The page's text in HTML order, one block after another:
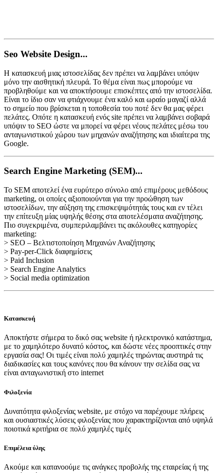
Seo Website Design...
Η κατασκευή μιας ιστοσελίδας δεν πρέπει να λαμβάνει υπόψιν
μόνο την αισθητική πλευρά. Το θέμα είναι πως μπορούμε να
προβληθούμε και να αποκτήσουμε επισκέπτες από την ιστοσελίδα.
Είναι το ίδιο σαν να φτιάχνουμε ένα καλό και ωραίο μαγαζί αλλά
το σημείο που βρίσκεται η τοποθεσία του ποτέ δεν θα μας φέρει
πελάτες. Οπότε η κατασκευή ενός site πρέπει να λαμβάνει σοβαρά
υπόψιν το SEO ώστε να μπορεί να φέρει νέους πελάτες μέσω του
ανταγωνιστικού χώρου των μηχανών αναζήτησης και ιδιαίτερα της
Google.
Search Engine Marketing (SEM)...
Το SEM αποτελεί ένα ευρύτερο σύνολο από επιμέρους μεθόδους
marketing, οι οποίες αξιοποιούνται για την προώθηση των
ιστοσελίδων, την αύξηση της επισκεψιμότητάς τους και εν τέλει
την επίτευξη μίας υψηλής θέσης στα αποτελέσματα αναζήτησης.
Πιο συγεκριμένα, συμπεριλαμβάνει τις ακόλουθες κατηγορίες
marketing:
> SEO – Βελτιστοποίηση Μηχανών Αναζήτησης
> Pay-per-Click διαφημίσεις
> Paid Inclusion
> Search Engine Analytics
> Social media optimization
Κατασκευή
Αποκτήστε σήμερα το δικό σας website ή ηλεκτρονικό κατάστημα,
με το χαμηλότερο δυνατό κόστος, και δώστε νέες προοπτικές στην
εργασία σας! Οι τιμές είναι πολύ χαμηλές τηρώντας αυστηρά τις
διαδικασίες και τους κανόνες που θα κάνουν την σελίδα σας να
είναι ανταγωνιστική στο internet
Φιλοξενία
Δυνατότητα φιλοξενίας website, με στόχο να παρέχουμε πλήρεις
και ουσιαστικές λύσεις φιλοξενίας που χαρακτηρίζονται από υψηλά
ποιοτικά κριτήρια σε πολύ χαμηλές τιμές
Επιμέλεια ύλης
Ακούμε και κατανοούμε τις ανάγκες προβολής της εταιρείας ή της